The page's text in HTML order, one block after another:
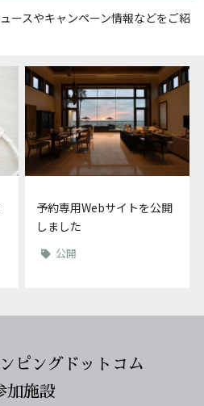
ースやキャンペーン情報などをご紹
予約専用Webサイトを公開
しました
公開
ピングドットコム
加施設